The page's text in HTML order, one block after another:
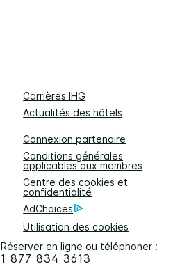
Carrières IHG
Actualités des hôtels
Connexion partenaire
Conditions générales
applicables aux membres
Centre des cookies et
confidentialité
AdChoices
Utilisation des cookies
Réserver en ligne ou téléphoner :
1 877 834 3613